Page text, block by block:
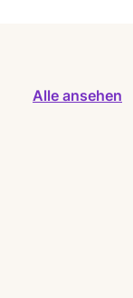
Alle ansehen